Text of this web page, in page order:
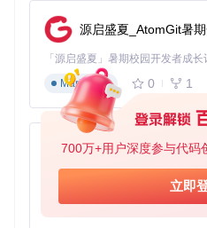
700万+用户深度参与代码
立即
相机标定：通过棋盘格图案
吸嘴校准
** feeder配置**：根据元件
首件测试：生成测试程序验
💡生产技巧：在复杂PCB贴
s/samples/pnp-test/中的测
包含各种常见封装，是理想的
四、生态拓展方向：构
OpenPnP的生态系统正以惊人
源启盛夏_AtomGit暑
Markdown
0 1
py-xiaozhi
Python
0 1